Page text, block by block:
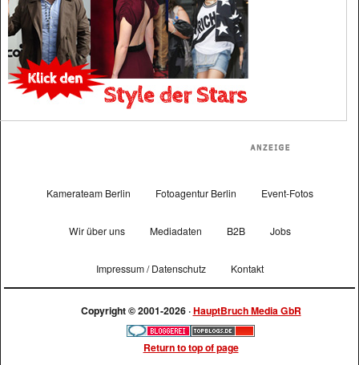
Kamerateam Berlin Fotoagentur Berlin Event-Fotos
Wir über uns Mediadaten B2B Jobs
Impressum / Datenschutz Kontakt
Copyright © 2001-2026 ·HauptBruch Media GbR
Return to top of page